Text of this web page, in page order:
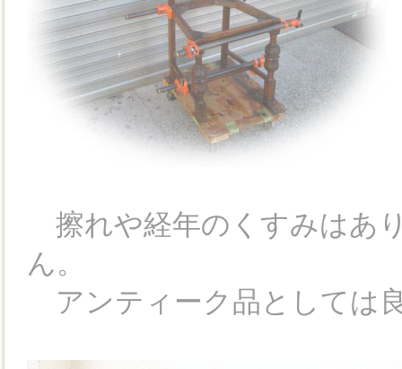
擦れや経年のくすみはあ
ん。
アンティーク品としては